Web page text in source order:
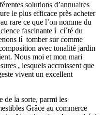
solutions d’annuaires
le plus efficace près acheter
rare ce que l’on nomme du
fascinante í cí´té du
lí tomber sur comme
avec tonalité jardin
Nous moi et mon mari
, lesquels accroissent que
vivent un excellent
de la sorte, parmi les
Grâce au commerce